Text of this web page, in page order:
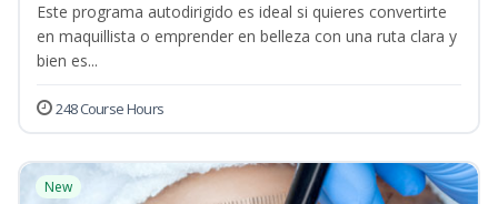
Este programa autodirigido es ideal si quieres convertirte
en maquillista o emprender en belleza con una ruta clara y
bien es...
248 Course Hours
New